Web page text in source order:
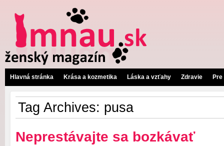
Hlavná stránka Krása a kozmetika Láska a vzťahy Zdravie
Tag Archives: pusa
Neprestávajte sa bozkávať